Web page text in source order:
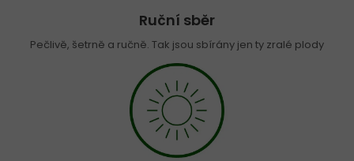
Ruční sběr
Pečlivě, šetrně a ručně. Tak jsou sbírány jen ty zralé plody